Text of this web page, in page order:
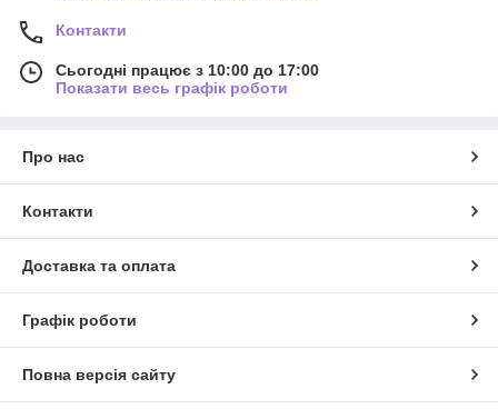
Контакти
Сьогодні працює з 10:00 до 17:00
Показати весь графік роботи
Про нас
Контакти
Доставка та оплата
Графік роботи
Повна версія сайту